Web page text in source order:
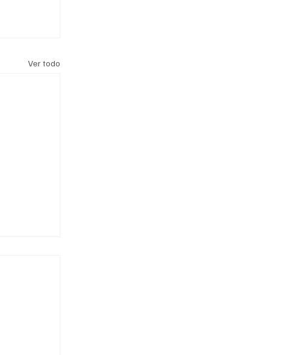
Ver todo